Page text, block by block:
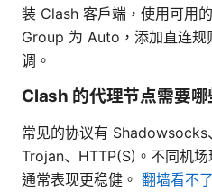
装 Clash 客户端，使用可用
Group 为 Auto，添加直连规
调。
Clash 的代理节点需要哪
常见的协议有 Shadowsocks
Trojan、HTTP(S)。不同机
通常表现更稳健。 翻墙看不